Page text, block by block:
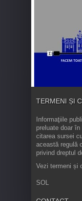
TERMENI ȘI
Informaţiile
preluate doar
citarea sursei
această regulă
privind dreptul
Vezi termeni și
SOL